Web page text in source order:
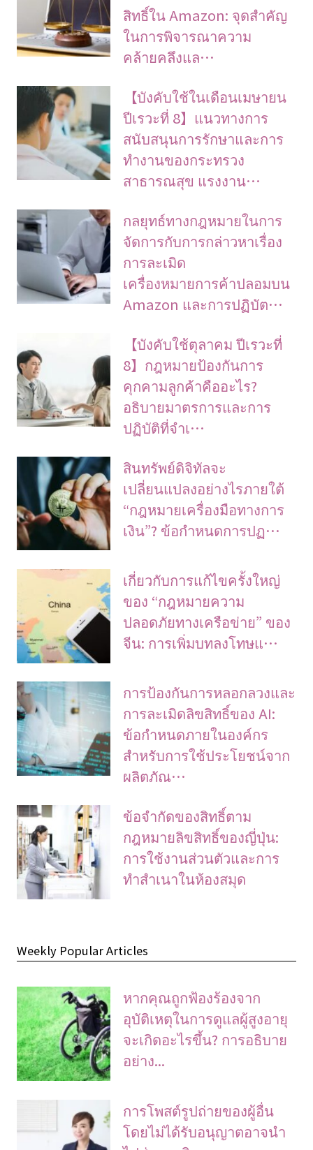
สิทธิ์ใน Amazon: จุดสำคัญ
ในการพิจารณาความ
คล้ายคลึงแล…
【บังคับใช้ในเดือนเมษายน
ปีเรวะที่ 8】แนวทางการ
สนับสนุนการรักษาและการ
ทำงานของกระทรวง
สาธารณสุข แรงงาน…
กลยุทธ์ทางกฎหมายในการ
จัดการกับการกล่าวหาเรื่อง
การละเมิด
เครื่องหมายการค้าปลอมบน
Amazon และการปฏิบัต…
【บังคับใช้ตุลาคม ปีเรวะที่
8】กฎหมายป้องกันการ
คุกคามลูกค้าคืออะไร?
อธิบายมาตรการและการ
ปฏิบัติที่จำเ…
สินทรัพย์ดิจิทัลจะ
เปลี่ยนแปลงอย่างไรภายใต้
“กฎหมายเครื่องมือทางการ
เงิน”? ข้อกำหนดการปฏ…
เกี่ยวกับการแก้ไขครั้งใหญ่
ของ “กฎหมายความ
ปลอดภัยทางเครือข่าย” ของ
จีน: การเพิ่มบทลงโทษแ…
การป้องกันการหลอกลวงและ
การละเมิดลิขสิทธิ์ของ AI:
ข้อกำหนดภายในองค์กร
สำหรับการใช้ประโยชน์จาก
ผลิตภัณ…
ข้อจํากัดของสิทธิ์ตาม
กฎหมายลิขสิทธิ์ของญี่ปุ่น:
การใช้งานส่วนตัวและการ
ทําสําเนาในห้องสมุด
Weekly Popular Articles
หากคุณถูกฟ้องร้องจาก
อุบัติเหตุในการดูแลผู้สูงอายุ
จะเกิดอะไรขึ้น? การอธิบาย
อย่าง...
การโพสต์รูปถ่ายของผู้อื่น
โดยไม่ได้รับอนุญาตอาจนํา